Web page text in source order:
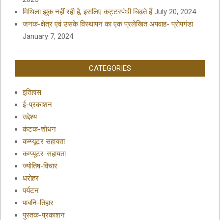
मिथिला झुक नहीं रही है, इसलिए कट्टरपंथी चिढ़ते हैं July 20, 2024
जनक-क्षेत्र एवं उसके विस्थापन का एक प्रलेखित अपवाह- प्रोपगंडा
January 7, 2024
CATEGORIES
इतिहास
ई-प्रकाशन
उद्देश्य
कंटक-शोधन
कम्प्यूटर सहायता
कम्प्यूटर-सहायता
ज्योतिष-विचार
धरोहर
पर्यटन
पाबनि-तिहार
पुस्तक-प्रकाशन